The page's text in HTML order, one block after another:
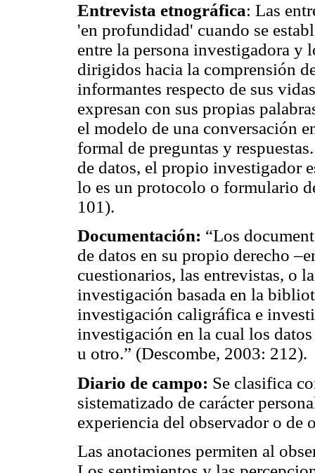
Entrevista etnográfica: Las
'en profundidad' cuando se
entre la persona investigadora y
dirigidos hacia la comprensión
informantes respecto de sus
expresan con sus propias
el modelo de una conversación
formal de preguntas y
de datos, el propio investigador
lo es un protocolo o formulario
101).
Documentación: “Los
de datos en su propio derecho
cuestionarios, las entrevistas, o
investigación basada en la
investigación caligráfica e
investigación en la cual los
u otro.” (Descombe, 2003: 212).
Diario de campo: Se clasifica
sistematizado de carácter
experiencia del observador o de
Las anotaciones permiten al